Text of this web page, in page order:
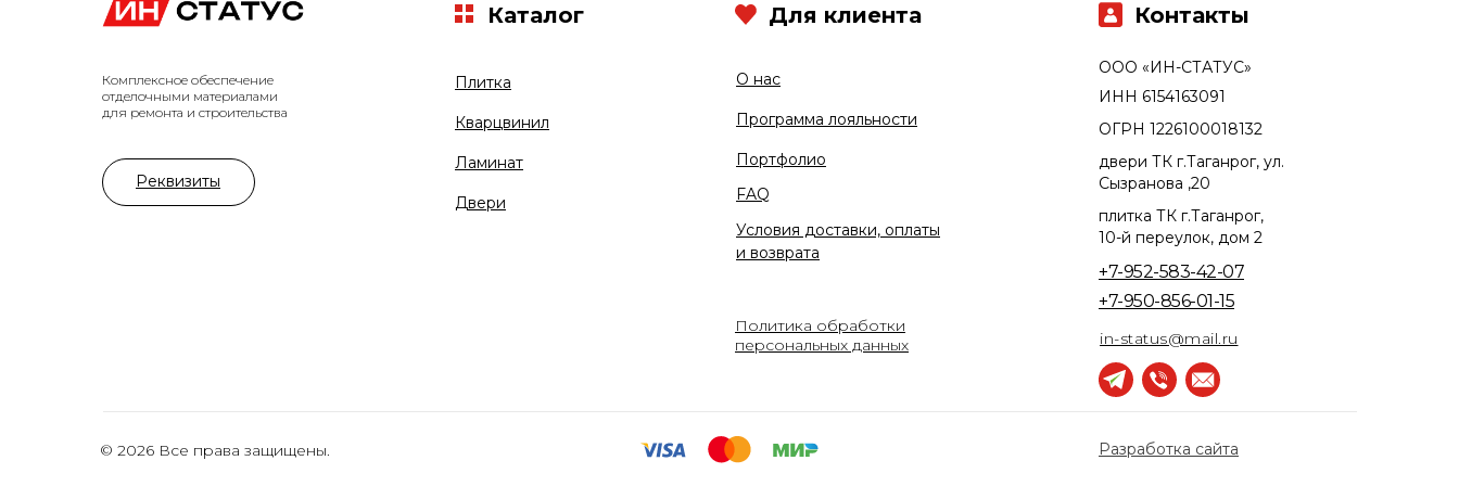
© 2026 Все права защищены.
Политика обработки
персональных данных
Комплексное обеспечение
отделочными материалами
для ремонта и строительства
Плитка
Кварцвинил
+7-950-856-01-15
+7-952-583-42-07
О нас
Ламинат
Программа лояльности
Двери
Портфолио
ООО «ИН-СТАТУС»
плитка ТК г.Таганрог,
10-й переулок, дом 2
двери ТК г.Таганрог, ул.
Сызранова ,20
ОГРН 1226100018132
ИНН 6154163091
Разработка сайта
Условия доставки, оплаты
и возврата
FAQ
Каталог
in-status@mail.ru
Контакты
Для клиента
Реквизиты